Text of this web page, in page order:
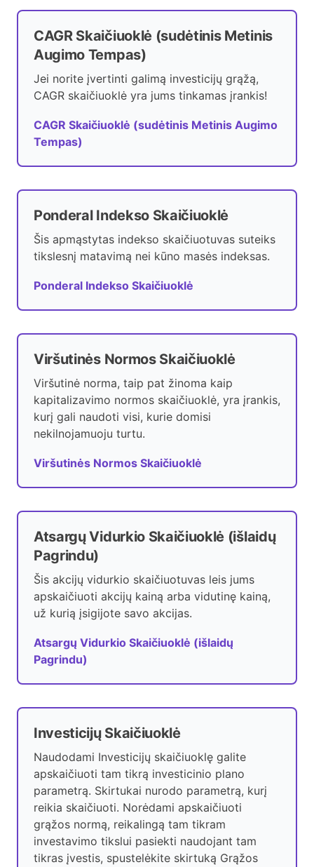
CAGR Skaičiuoklė (sudėtinis Metinis
Augimo Tempas)
Jei norite įvertinti galimą investicijų grąžą,
CAGR skaičiuoklė yra jums tinkamas įrankis!
CAGR Skaičiuoklė (sudėtinis Metinis Augimo
Tempas)
Ponderal Indekso Skaičiuoklė
Šis apmąstytas indekso skaičiuotuvas suteiks
tikslesnį matavimą nei kūno masės indeksas.
Ponderal Indekso Skaičiuoklė
Viršutinės Normos Skaičiuoklė
Viršutinė norma, taip pat žinoma kaip
kapitalizavimo normos skaičiuoklė, yra įrankis,
kurį gali naudoti visi, kurie domisi
nekilnojamuoju turtu.
Viršutinės Normos Skaičiuoklė
Atsargų Vidurkio Skaičiuoklė (išlaidų
Pagrindu)
Šis akcijų vidurkio skaičiuotuvas leis jums
apskaičiuoti akcijų kainą arba vidutinę kainą,
už kurią įsigijote savo akcijas.
Atsargų Vidurkio Skaičiuoklė (išlaidų
Pagrindu)
Investicijų Skaičiuoklė
Naudodami Investicijų skaičiuoklę galite
apskaičiuoti tam tikrą investicinio plano
parametrą. Skirtukai nurodo parametrą, kurį
reikia skaičiuoti. Norėdami apskaičiuoti
grąžos normą, reikalingą tam tikram
investavimo tikslui pasiekti naudojant tam
tikras įvestis, spustelėkite skirtuką Grąžos